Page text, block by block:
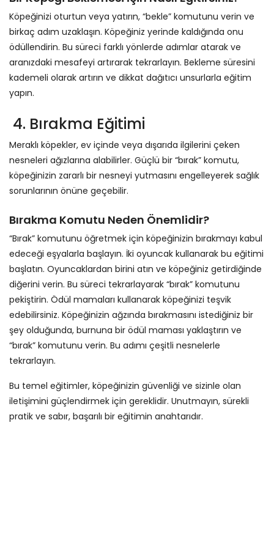
Köpeğinizi oturtun veya yatırın, “bekle” komutunu verin ve
birkaç adım uzaklaşın. Köpeğiniz yerinde kaldığında onu
ödüllendirin. Bu süreci farklı yönlerde adımlar atarak ve
aranızdaki mesafeyi artırarak tekrarlayın. Bekleme süresini
kademeli olarak artırın ve dikkat dağıtıcı unsurlarla eğitim
yapın.
4. Bırakma Eğitimi
Meraklı köpekler, ev içinde veya dışarıda ilgilerini çeken
nesneleri ağızlarına alabilirler. Güçlü bir “bırak” komutu,
köpeğinizin zararlı bir nesneyi yutmasını engelleyerek sağlık
sorunlarının önüne geçebilir.
Bırakma Komutu Neden Önemlidir?
“Bırak” komutunu öğretmek için köpeğinizin bırakmayı kabul
edeceği eşyalarla başlayın. İki oyuncak kullanarak bu eğitimi
başlatın. Oyuncaklardan birini atın ve köpeğiniz getirdiğinde
diğerini verin. Bu süreci tekrarlayarak “bırak” komutunu
pekiştirin. Ödül mamaları kullanarak köpeğinizi teşvik
edebilirsiniz. Köpeğinizin ağzında bırakmasını istediğiniz bir
şey olduğunda, burnuna bir ödül maması yaklaştırın ve
“bırak” komutunu verin. Bu adımı çeşitli nesnelerle
tekrarlayın.
Bu temel eğitimler, köpeğinizin güvenliği ve sizinle olan
iletişimini güçlendirmek için gereklidir. Unutmayın, sürekli
pratik ve sabır, başarılı bir eğitimin anahtarıdır.